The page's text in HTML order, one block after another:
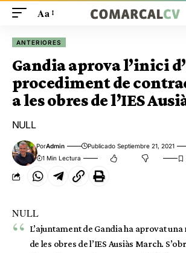
Aa
ANTERIORES
Gandia aprova l’inici
procediment de
a les obres de l’IES
NULL
PorAdmin Publicado Septiembre 21, 2021
1 Min Lectura
NULL
L’ajuntament de Gandia ha aprovat
de les obres de l’IES Ausiàs March.